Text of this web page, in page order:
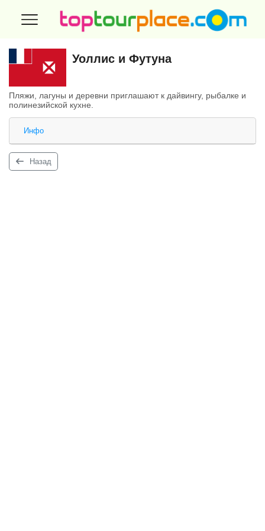
Уоллис и Футуна
Пляжи, лагуны и деревни приглашают к дайвингу, рыбалке и
полинезийской кухне.
Инфо
Назад